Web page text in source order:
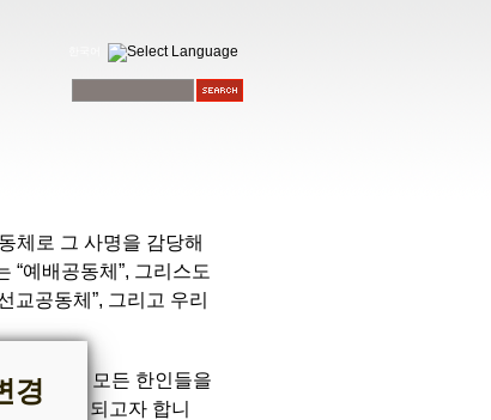
체로 그 사명을 감당해
예배공동체”, 그리스도
교공동체”, 그리고 우리
헨에 있는 모든 한인들을
교회가 되고자 합니
경